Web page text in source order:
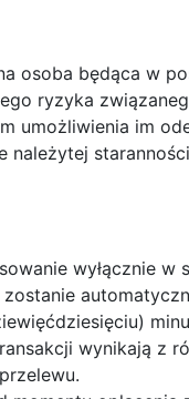
osoba będąca w
ryzyka
umożliwienia im
należytej
wyłącznie w
wynikają z